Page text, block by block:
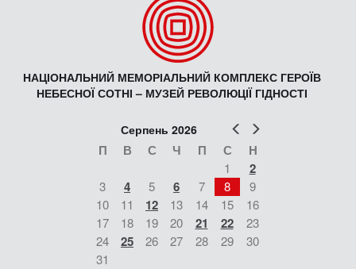
НАЦІОНАЛЬНИЙ МЕМОРІАЛЬНИЙ КОМПЛЕКС ГЕРОЇВ
НЕБЕСНОЇ СОТНІ – МУЗЕЙ РЕВОЛЮЦІЇ ГІДНОСТІ
Попер
Серпень 2026
П В С Ч П С Н
1 2
3 4 5 6 7 8
9
10
11 12 13 14 15
16
17
18 19 20 21 22
23
24
25 26 27 28 29
30
31